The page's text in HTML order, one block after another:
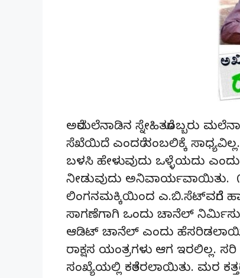
ಅರೆಮಲೆನಾಡಿನ ಸ್ನೇಹಿತರೊಬ್ಬರು
ಸೆಖೆಯಿದೆ ಎಂದರೆ ನಂಬಲಿಕ್ಕೆ ಸಾಧ್ಯವಿಲ್ಲ.
ಬಳಸಿ ಹೇಳುವುದು ಒಳ್ಳೆಯದು
ನೀಡುವುದು ಅನಿವಾರ್ಯವಾಯಿತು.
ಲಿಂಗನಮಕ್ಕಿಯಿಂದ ಎ.ಬಿ.ಸೆಟ್‌ವರೆಗೆ
ಸಾಗಣೆಗಾಗಿ ಒಂದು ಚಾನೆಲ್
ಆಡಿಟ್ ಚಾನೆಲ್ ಎಂದು
ರಾಕ್ಷಸ ಯಂತ್ರಗಳು ಆಗ ಇರಲಿಲ್ಲ.
ಸಂಖ್ಯೆಯಲ್ಲಿ ಕರೆತರಲಾಯಿತು. ಮರ